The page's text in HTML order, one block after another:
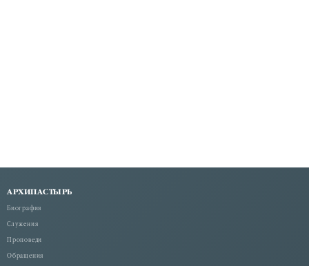
АРХИПАСТЫРЬ
Биография
Служения
Проповеди
Обращения